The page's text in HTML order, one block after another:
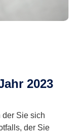
2023
der Sie sich
der Sie